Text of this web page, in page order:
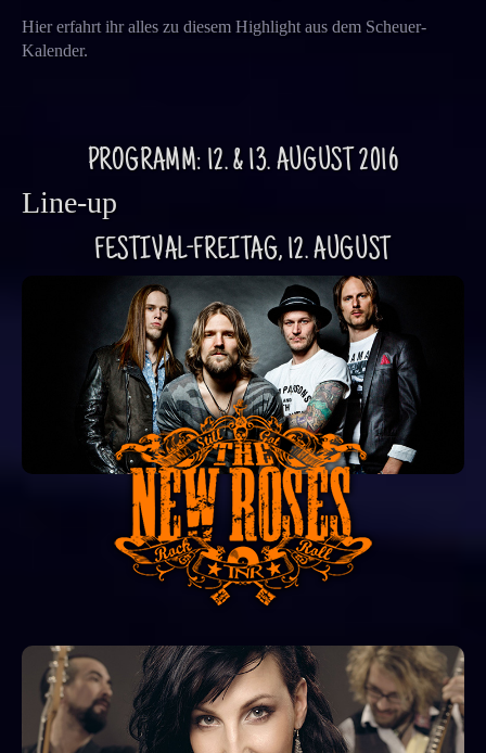
Hier erfahrt ihr alles zu diesem Highlight aus dem Scheuer-
Kalender.
PROGRAMM: 12.& 13. AUGUST 2016
Line-up
FESTIVAL-FREITAG, 12. AUGUST